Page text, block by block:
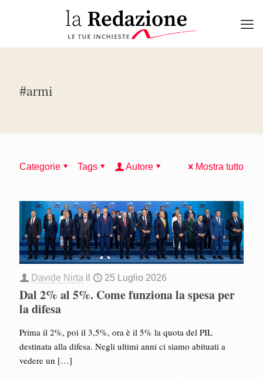
#armi
Categorie Tags Autore Mostra tutto
Davide Nirta il 25 Luglio 2026
Dal 2% al 5%. Come funziona la spesa per
la difesa
Prima il 2%, poi il 3,5%, ora è il 5% la quota del PIL
destinata alla difesa. Negli ultimi anni ci siamo abituati a
vedere un […]